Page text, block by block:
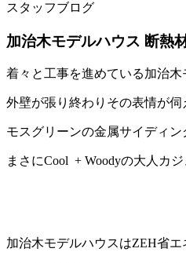
スタッフブログ
加治木モデルハウス 断熱
着々と工事を進めている加治木
外壁が張り終わりその表情が伺
モスグリーンの金属サイディ
まさにCool + Woodyの大人カジ
加治木モデルハウスはZEH省エ